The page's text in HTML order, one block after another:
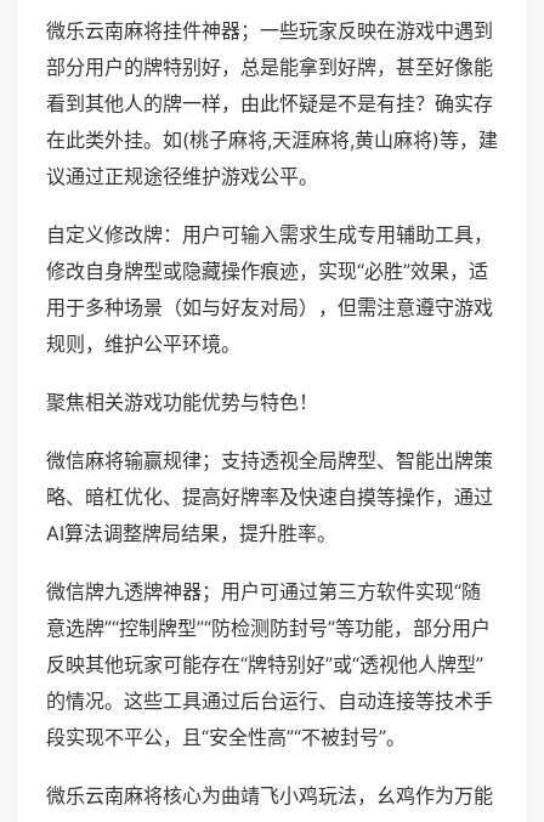
微乐云南麻将挂件神器；一些玩家反映在游戏中遇到
部分用户的牌特别好，总是能拿到好牌，甚至好像能
看到其他人的牌一样，由此怀疑是不是有挂？确实存
在此类外挂。如(桃子麻将,天涯麻将,黄山麻将)等，建
议通过正规途径维护游戏公平。
自定义修改牌：用户可输入需求生成专用辅助工具，
修改自身牌型或隐藏操作痕迹，实现“必胜”效果，适
用于多种场景（如与好友对局），但需注意遵守游戏
规则，维护公平环境。
聚焦相关游戏功能优势与特色！
微信麻将输赢规律；支持透视全局牌型、智能出牌策
略、暗杠优化、提高好牌率及快速自摸等操作，通过
AI算法调整牌局结果，提升胜率。
微信牌九透牌神器；用户可通过第三方软件实现“随
意选牌”“控制牌型”“防检测防封号”等功能，部分用户
反映其他玩家可能存在“牌特别好”或“透视他人牌型”
的情况。这些工具通过后台运行、自动连接等技术手
段实现不平公，且“安全性高”“不被封号”。
微乐云南麻将核心为曲靖飞小鸡玩法，幺鸡作为万能